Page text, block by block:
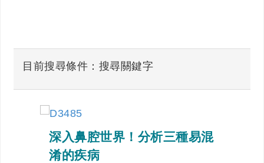
目前搜尋條件：搜尋關鍵字
深入鼻腔世界！分析三種易混
淆的疾病